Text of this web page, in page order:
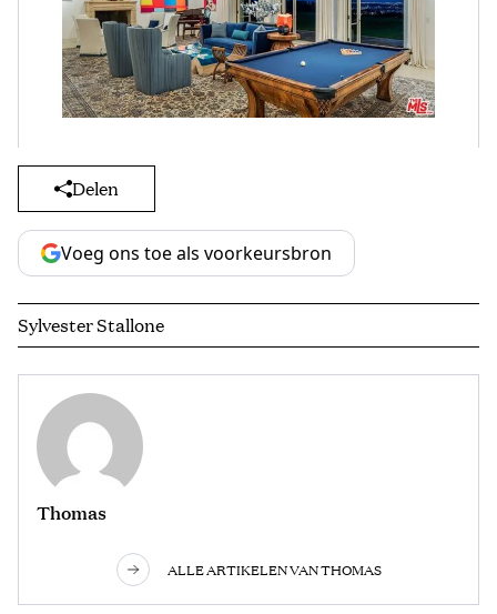
Delen
Voeg ons toe als voorkeursbron
Sylvester Stallone
Thomas
ALLE ARTIKELEN VAN THOMAS